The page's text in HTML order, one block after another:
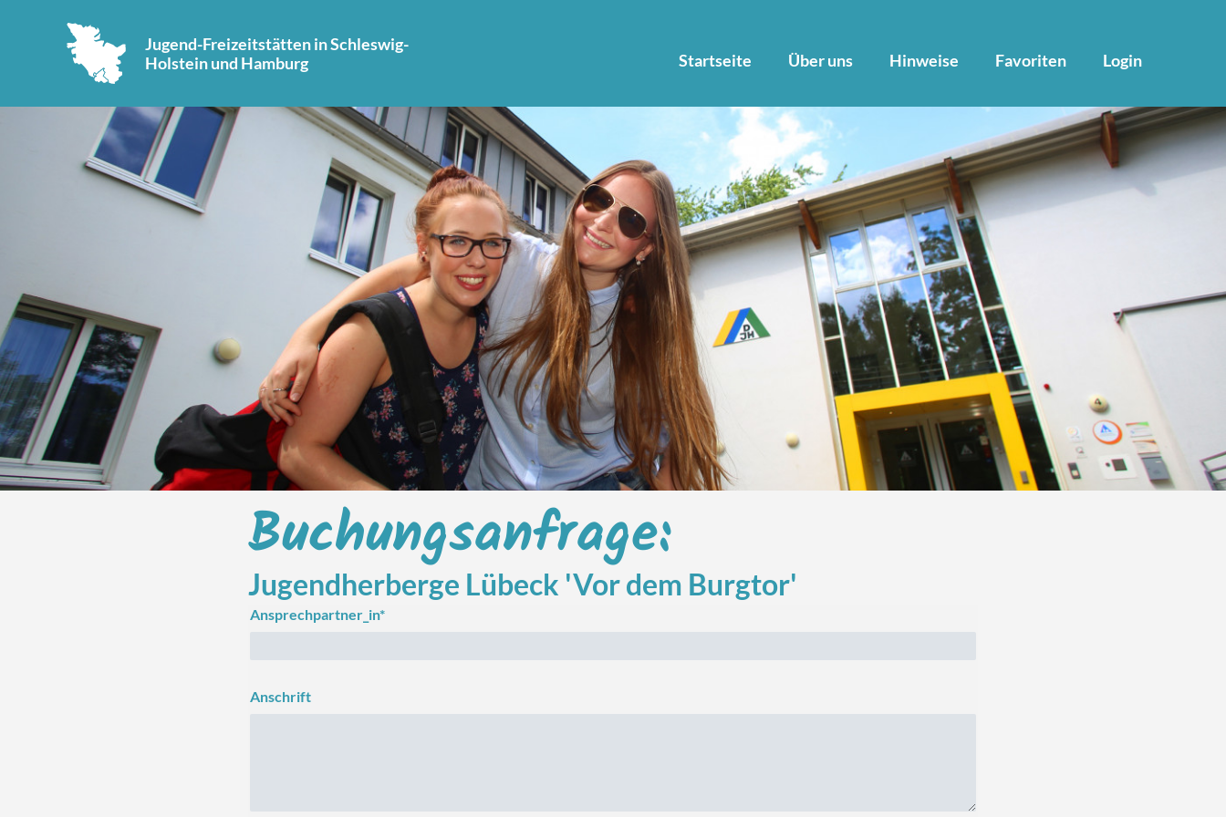
Jugend-Freizeitstätten in Schleswig-
Holstein und Hamburg
Startseite Über uns Hinweise Favoriten Login
Buchungsanfrage:
Jugendherberge Lübeck 'Vor dem Burgtor'
Ansprechpartner_in*
Anschrift